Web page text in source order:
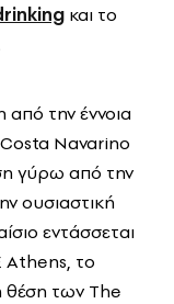
και το
την έννοια
Navarino
γύρω από την
ουσιαστική
εντάσσεται
Athens, το
θέση των The